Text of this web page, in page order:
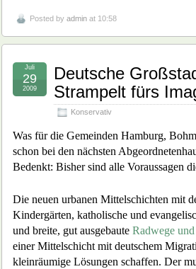
Posted by admin at 10:58
Deutsche
Strampelt fürs
Konservativ
Juli
29
2009
Was für die Gemeinden Hamburg,
schon bei den nächsten
Bedenkt: Bisher sind alle Voraussagen
Die neuen urbanen Mittelschichten mit
Kindergärten, katholische und
und breite, gut ausgebaute Radwege
einer Mittelschicht mit deutschem
kleinräumige Lösungen schaffen. Der